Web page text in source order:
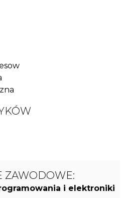
ZAWODOWE:
i elektroniki